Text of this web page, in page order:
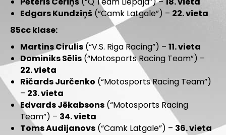
Edgars Kundziņš (“Camk Latgale”) – 22. vieta
85cc klase:
Martins Cirulis (“V.S. Riga Racing”) – 11. vieta
Dominiks Sēlis (“Motosports Racing Team”) –
22. vieta
Ričards Jurčenko (“Motosports Racing Team”)
– 23. vieta
Edvards Jēkabsons (“Motosports Racing
Team”) – 34. vieta
Toms Audijanovs (“Camk Latgale”) – 36. vieta